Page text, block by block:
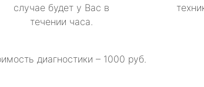
случае будет у Вас в
течении часа.
диагностики – 1000 руб.